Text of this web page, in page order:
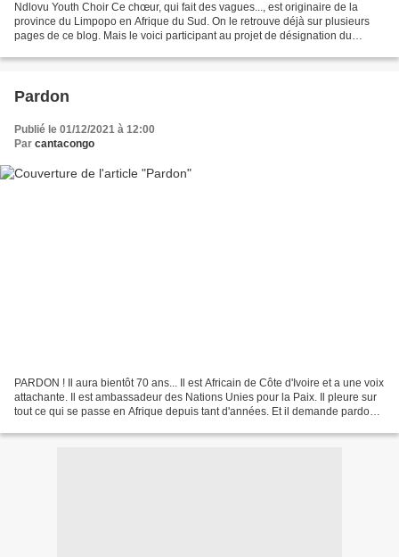
Ndlovu Youth Choir Ce chœur, qui fait des vagues..., est originaire de la
province du Limpopo en Afrique du Sud. On le retrouve déjà sur plusieurs
pages de ce blog. Mais le voici participant au projet de désignation du
Pardon
Publié le 01/12/2021 à 12:00
Par cantacongo
PARDON ! Il aura bientôt 70 ans... Il est Africain de Côte d'Ivoire et a une voix
attachante. Il est ambassadeur des Nations Unies pour la Paix. Il pleure sur
tout ce qui se passe en Afrique depuis tant d'années. Et il demande pardon.